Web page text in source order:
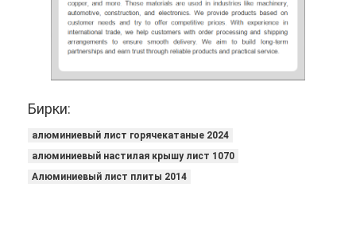
Бирки:
алюминиевый лист горячекатаные 2024
алюминиевый настилая крышу лист 1070
Алюминиевый лист плиты 2014